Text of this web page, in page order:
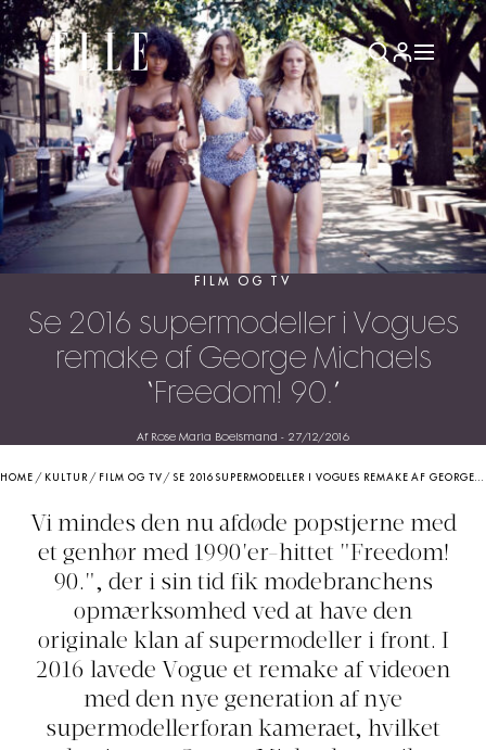
FILM OG TV
Se 2016 supermodeller i Vogues
remake af George Michaels
“Freedom! 90.”
Af Rose Maria Boelsmand - 27/12/2016
HOME / KULTUR / FILM OG TV /SE 2016 SUPERMODELLER I VOGUES REMAKE AF GEORGE MICHAELS “FREEDOM! 90.”
Vi mindes den nu afdøde popstjerne med
et genhør med 1990'er-hittet "Freedom!
90.", der i sin tid fik modebranchens
opmærksomhed ved at have den
originale klan af supermodeller i front. I
2016 lavede Vogue et remake af videoen
med den nye generation af nye
supermodellerforan kameraet, hvilket